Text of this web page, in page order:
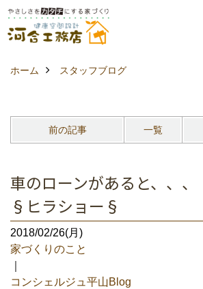
ホーム スタッフブログ
前の記事 一覧
車のローンがあると、、、
§ヒラショー§
2018/02/26(月)
家づくりのこと
コンシェルジュ平山Blog